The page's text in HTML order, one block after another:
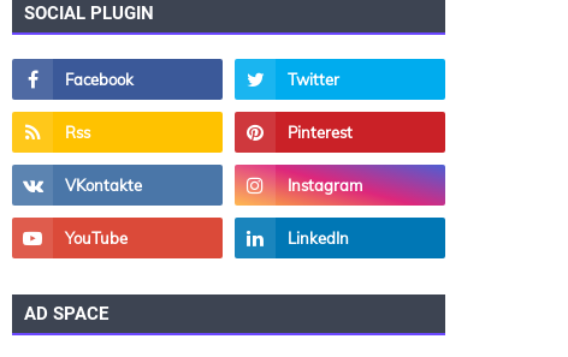
SOCIAL PLUGIN
AD SPACE